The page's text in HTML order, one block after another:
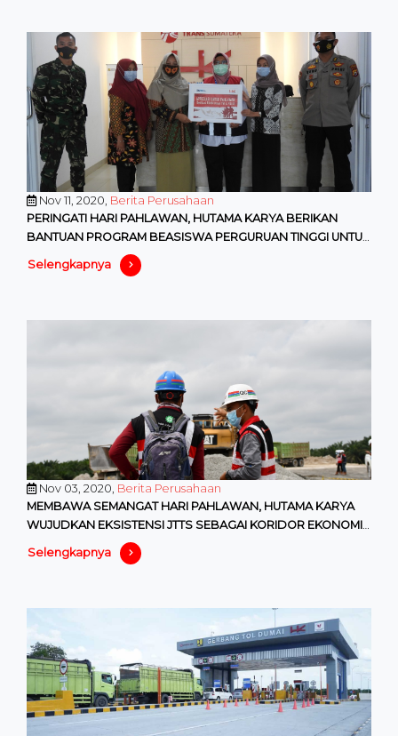
Nov 11, 2020, Berita Perusahaan
PERINGATI HARI PAHLAWAN, HUTAMA KARYA BERIKAN
BANTUAN PROGRAM BEASISWA PERGURUAN TINGGI UNTUK
PUTRA-PUTRI TNI DAN POLRI
Selengkapnya
Nov 03, 2020, Berita Perusahaan
MEMBAWA SEMANGAT HARI PAHLAWAN, HUTAMA KARYA
WUJUDKAN EKSISTENSI JTTS SEBAGAI KORIDOR EKONOMI
BARU
Selengkapnya